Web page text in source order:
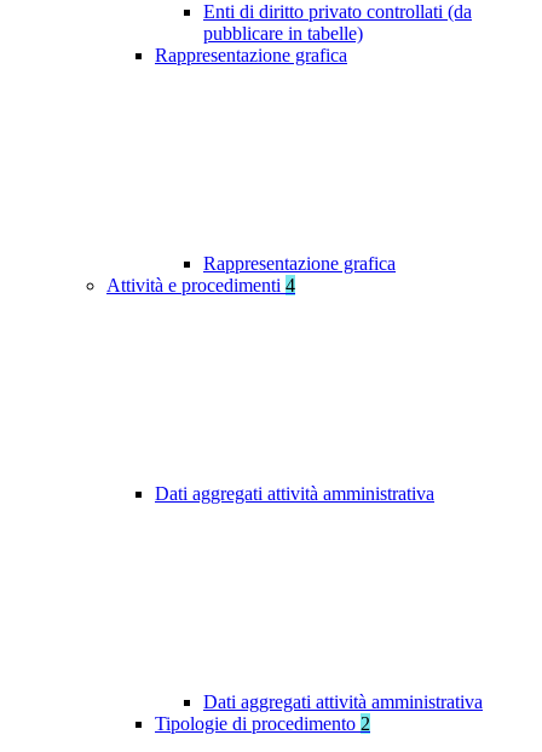
Enti di diritto privato controllati (da
pubblicare in tabelle)
Rappresentazione grafica
Rappresentazione grafica
Attività e procedimenti 4
Dati aggregati attività amministrativa
Dati aggregati attività amministrativa
Tipologie di procedimento 2